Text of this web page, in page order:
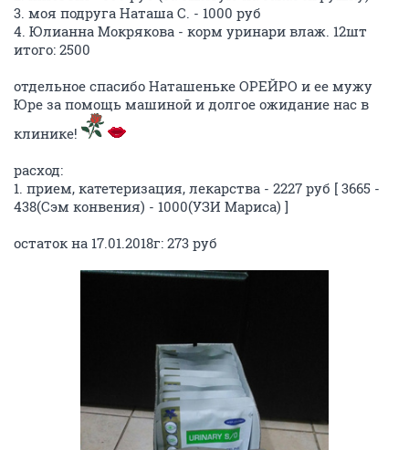
3. моя подруга Наташа С. - 1000 руб
4. Юлианна Мокрякова - корм уринари влаж. 12шт
итого: 2500
отдельное спасибо Наташеньке ОРЕЙРО и ее мужу
Юре за помощь машиной и долгое ожидание нас в
клинике!
расход:
1. прием, катетеризация, лекарства - 2227 руб [ 3665 -
438(Сэм конвения) - 1000(УЗИ Мариса) ]
остаток на 17.01.2018г: 273 руб